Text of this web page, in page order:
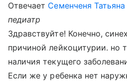
Отвечает Семенченя
педиатр
Здравствуйте! Конечно,
причиной лейкоцитурии. но
наличия текущего
Если же у ребенка нет